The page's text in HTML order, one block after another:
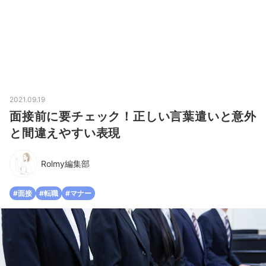
2021.09.19
面接前に要チェック！正しい言葉遣いと意外
と間違えやすい表現
Rolmy編集部
#面接 #転職 #マナー